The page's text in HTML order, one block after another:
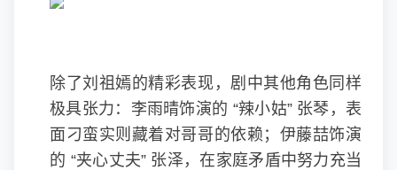
除了刘祖嫣的精彩表现，剧中其他角色同样
极具张力：李雨晴饰演的 “辣小姑” 张琴，表
面刁蛮实则藏着对哥哥的依赖；伊藤喆饰演
的 “夹心丈夫” 张泽，在家庭矛盾中努力充当